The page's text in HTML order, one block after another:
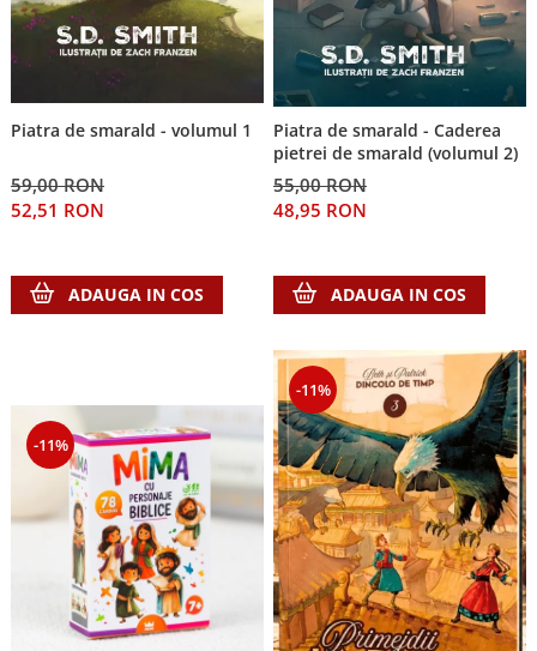
Piatra de smarald - volumul 1
59,00 RON
52,51 RON
ADAUGA IN COS
Piatra de smarald - Caderea
pietrei de smarald (volumul 2)
55,00 RON
48,95 RON
ADAUGA IN COS
-11%
-11%